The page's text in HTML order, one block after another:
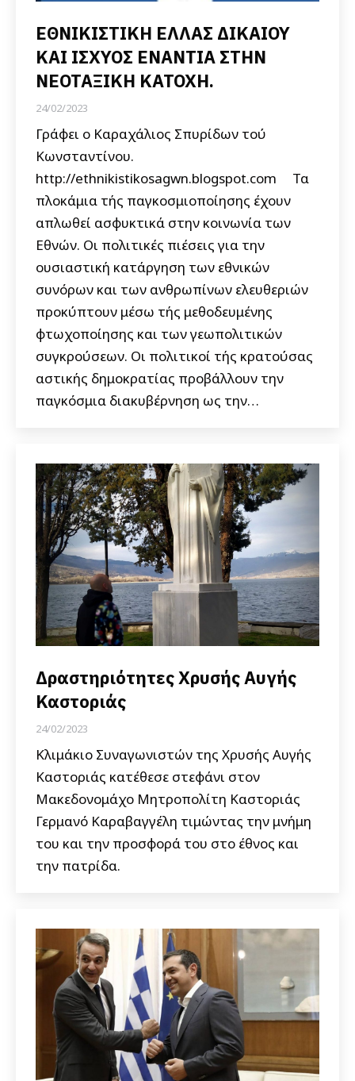
ΕΘΝΙΚΙΣΤΙΚΗ ΕΛΛΑΣ ΔΙΚΑΙΟΥ
ΚΑΙ ΙΣΧΥΟΣ ΕΝΑΝΤΙΑ ΣΤΗΝ
ΝΕΟΤΑΞΙΚΗ ΚΑΤΟΧΗ.
24/02/2023
Γράφει ο Καραχάλιος Σπυρίδων τού
Κωνσταντίνου.
http://ethnikistikosagwn.blogspot.com Τα
πλοκάμια τής παγκοσμιοποίησης έχουν
απλωθεί ασφυκτικά στην κοινωνία των
Εθνών. Οι πολιτικές πιέσεις για την
ουσιαστική κατάργηση των εθνικών
συνόρων και των ανθρωπίνων ελευθεριών
προκύπτουν μέσω τής μεθοδευμένης
φτωχοποίησης και των γεωπολιτικών
συγκρούσεων. Οι πολιτικοί τής κρατούσας
αστικής δημοκρατίας προβάλλουν την
παγκόσμια διακυβέρνηση ως την…
Δραστηριότητες Χρυσής Αυγής
Καστοριάς
24/02/2023
Κλιμάκιο Συναγωνιστών της Χρυσής Αυγής
Καστοριάς κατέθεσε στεφάνι στον
Μακεδονομάχο Μητροπολίτη Καστοριάς
Γερμανό Καραβαγγέλη τιμώντας την μνήμη
του και την προσφορά του στο έθνος και
την πατρίδα.